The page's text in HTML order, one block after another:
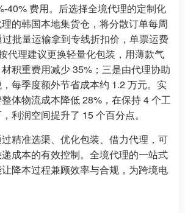
40% 费用。后选择全境代理的定制化
的韩国本地集货仓，将分散订单每周
批量运输拿到专线折扣价，单票运费
代理建议更换轻量化包装，用薄款气
积重费用减少 35%；三是由代理协助
每季度额外节省成本约 1.2 万元。实
体物流成本降低 28%，在保持 4 个工
利润空间提升了 15 个百分点。
精准选渠、优化包装、借力代理，可
成本的有效控制。全境代理的一站式
降本过程兼顾效率与合规，为跨境电